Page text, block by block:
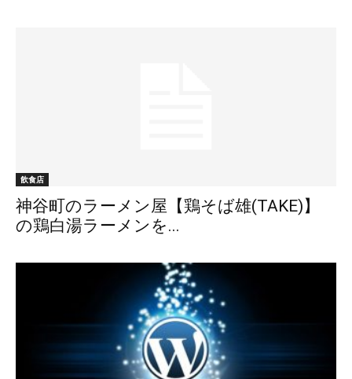
飲食店
神谷町のラーメン屋【鶏そば雄(TAKE)】
の鶏白湯ラーメンを...